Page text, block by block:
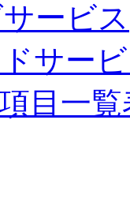
ービス
サー
目一覧